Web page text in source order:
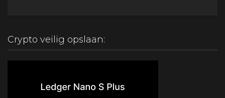
Crypto veilig opslaan: